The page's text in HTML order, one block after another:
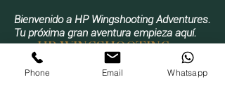
Bienvenido a HP Wingshooting Adventures.
Tu próxima gran aventura empieza aquí.
HP WINGSHOOTING
ADVENTURES
Phone Email Whatsapp